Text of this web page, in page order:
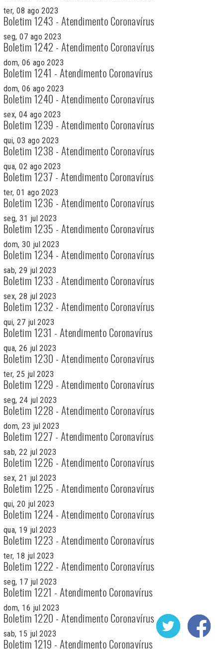
ter, 08 ago 2023
Boletim 1243 - Atendimento Coronavírus
seg, 07 ago 2023
Boletim 1242 - Atendimento Coronavírus
dom, 06 ago 2023
Boletim 1241 - Atendimento Coronavírus
dom, 06 ago 2023
Boletim 1240 - Atendimento Coronavírus
sex, 04 ago 2023
Boletim 1239 - Atendimento Coronavírus
qui, 03 ago 2023
Boletim 1238 - Atendimento Coronavírus
qua, 02 ago 2023
Boletim 1237 - Atendimento Coronavírus
ter, 01 ago 2023
Boletim 1236 - Atendimento Coronavírus
seg, 31 jul 2023
Boletim 1235 - Atendimento Coronavírus
dom, 30 jul 2023
Boletim 1234 - Atendimento Coronavírus
sab, 29 jul 2023
Boletim 1233 - Atendimento Coronavírus
sex, 28 jul 2023
Boletim 1232 - Atendimento Coronavírus
qui, 27 jul 2023
Boletim 1231 - Atendimento Coronavírus
qua, 26 jul 2023
Boletim 1230 - Atendimento Coronavírus
ter, 25 jul 2023
Boletim 1229 - Atendimento Coronavírus
seg, 24 jul 2023
Boletim 1228 - Atendimento Coronavírus
dom, 23 jul 2023
Boletim 1227 - Atendimento Coronavírus
sab, 22 jul 2023
Boletim 1226 - Atendimento Coronavírus
sex, 21 jul 2023
Boletim 1225 - Atendimento Coronavírus
qui, 20 jul 2023
Boletim 1224 - Atendimento Coronavírus
qua, 19 jul 2023
Boletim 1223 - Atendimento Coronavírus
ter, 18 jul 2023
Boletim 1222 - Atendimento Coronavírus
seg, 17 jul 2023
Boletim 1221 - Atendimento Coronavírus
dom, 16 jul 2023
Boletim 1220 - Atendimento Coronavírus
sab, 15 jul 2023
Boletim 1219 - Atendimento Coronavírus